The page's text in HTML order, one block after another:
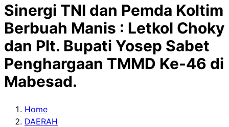
Sinergi TNI dan Pemda Koltim
Berbuah Manis : Letkol Choky
dan Plt. Bupati Yosep Sabet
Penghargaan TMMD Ke-46 di
Mabesad.
Home
DAERAH